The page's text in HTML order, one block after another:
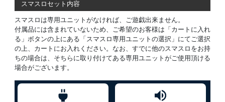
スマスロセット内容
スマスロは専用ユニットがなければ、ご遊戯出来ません。
付属品には含まれていないため、ご希望のお客様は「カートに入れ
る」ボタンの上にある「スマスロ専用ユニットの選択」にてご選択
の上、カートにお入れください。なお、すでに他のスマスロをお持
ちの場合は、そちらに取り付けてある専用ユニットがご使用頂ける
場合がございます。